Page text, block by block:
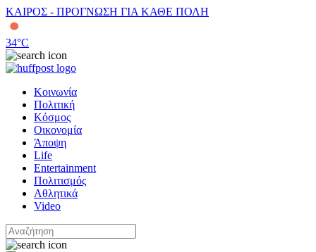
ΚΑΙΡΟΣ - ΠΡΟΓΝΩΣΗ ΓΙΑ ΚΑΘΕ ΠΟΛΗ
34°C
Κοινωνία
Πολιτική
Κόσμος
Οικονομία
Άποψη
Life
Entertainment
Πολιτισμός
Αθλητικά
Video